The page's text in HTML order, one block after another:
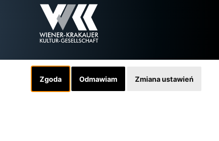
Zgoda Odmawiam Zmiana ustawień